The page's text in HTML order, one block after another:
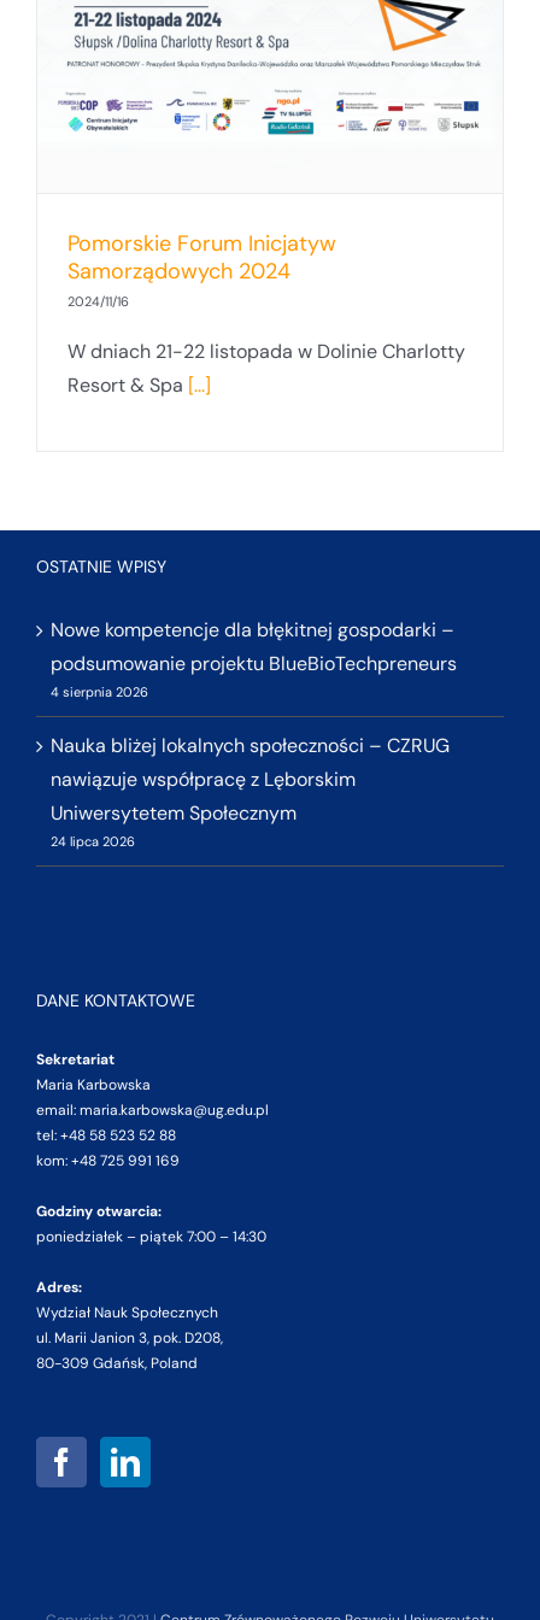
Pomorskie Forum Inicjatyw
Samorządowych 2024
2024/11/16
W dniach 21-22 listopada w Dolinie Charlotty
Resort & Spa [...]
OSTATNIE WPISY
Nowe kompetencje dla błękitnej gospodarki –
podsumowanie projektu BlueBioTechpreneurs
4 sierpnia 2026
Nauka bliżej lokalnych społeczności – CZRUG
nawiązuje współpracę z Lęborskim
Uniwersytetem Społecznym
24 lipca 2026
DANE KONTAKTOWE
Sekretariat
Maria Karbowska
email: maria.karbowska@ug.edu.pl
tel: +48 58 523 52 88
kom: +48 725 991 169
Godziny otwarcia:
poniedziałek – piątek 7:00 – 14:30
Adres:
Wydział Nauk Społecznych
ul. Marii Janion 3, pok. D208,
80-309 Gdańsk, Poland